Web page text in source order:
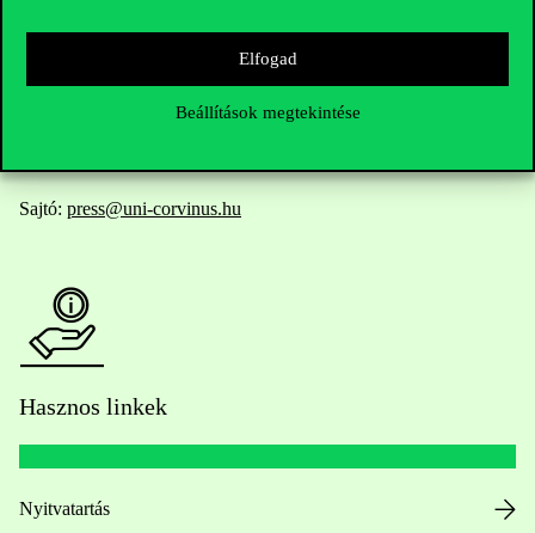
Elfogad
Beállítások megtekintése
Kérdésed van a felvételivel kapcsolatban?
Oktatói elérhetőségek
Sajtó: press@uni-corvinus.hu
Hasznos linkek
Nyitvatartás